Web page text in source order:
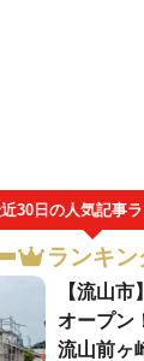
30日の人気記事
ランキン
【流山
オープン
流山前ヶ